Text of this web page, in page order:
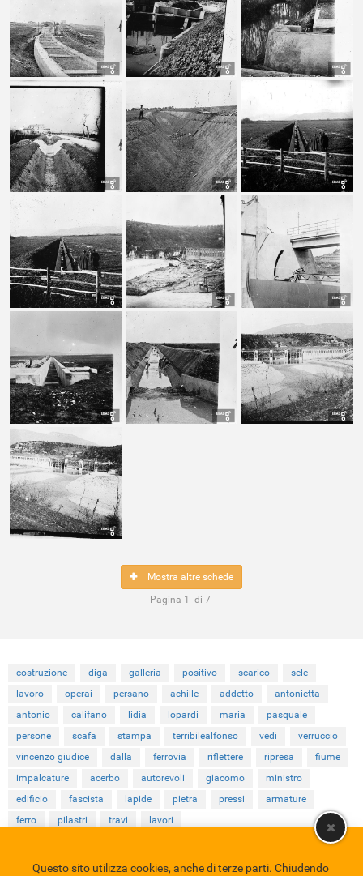
Mostra altre schede
Pagina 1 di 7
costruzione diga galleria positivo scarico
sele
lavoro
operai persano achille addetto
antonietta
antonio
califano lidia lopardi maria
pasquale
persone
scafa stampa terribilealfonso vedi
verruccio
vincenzo giudice
dalla ferrovia riflettere ripresa
fiume
impalcature
acerbo autorevoli giacomo
ministro
edificio
fascista lapide pietra pressi
armature
ferro
pilastri travi lavori
Questo sito utilizza cookies, anche di terze parti. Chiudendo